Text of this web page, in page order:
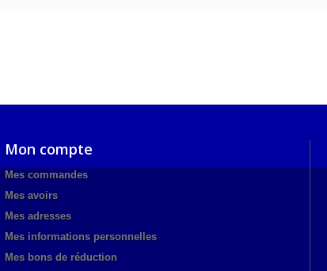
Mon compte
Mes commandes
Mes avoirs
Mes adresses
Mes informations personnelles
Mes bons de réduction